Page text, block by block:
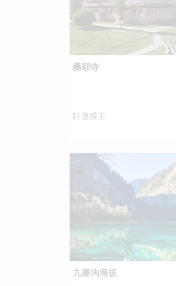
桑耶寺
特邀博主
九寨沟海拔